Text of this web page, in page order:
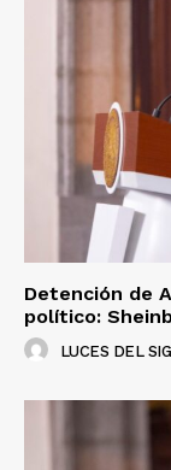
Detención de
político:
LUCES DEL